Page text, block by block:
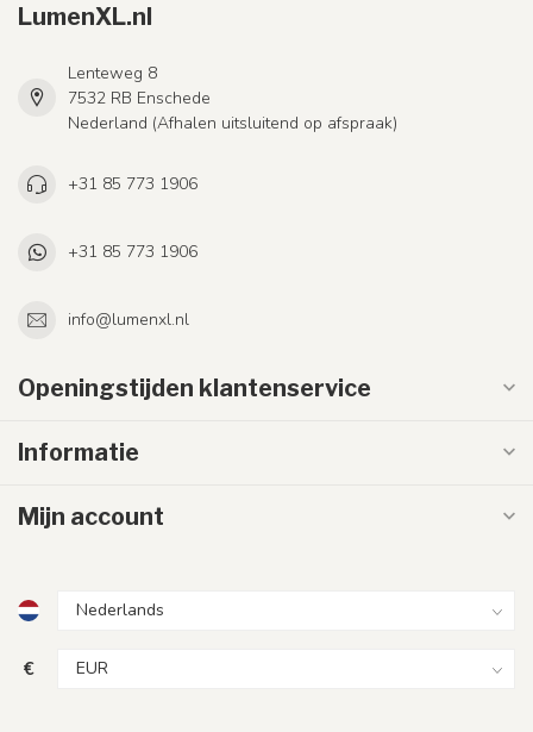
LumenXL.nl
Lenteweg 8
7532 RB Enschede
Nederland (Afhalen uitsluitend op afspraak)
+31 85 773 1906
+31 85 773 1906
info@lumenxl.nl
Openingstijden klantenservice
Informatie
Mijn account
€